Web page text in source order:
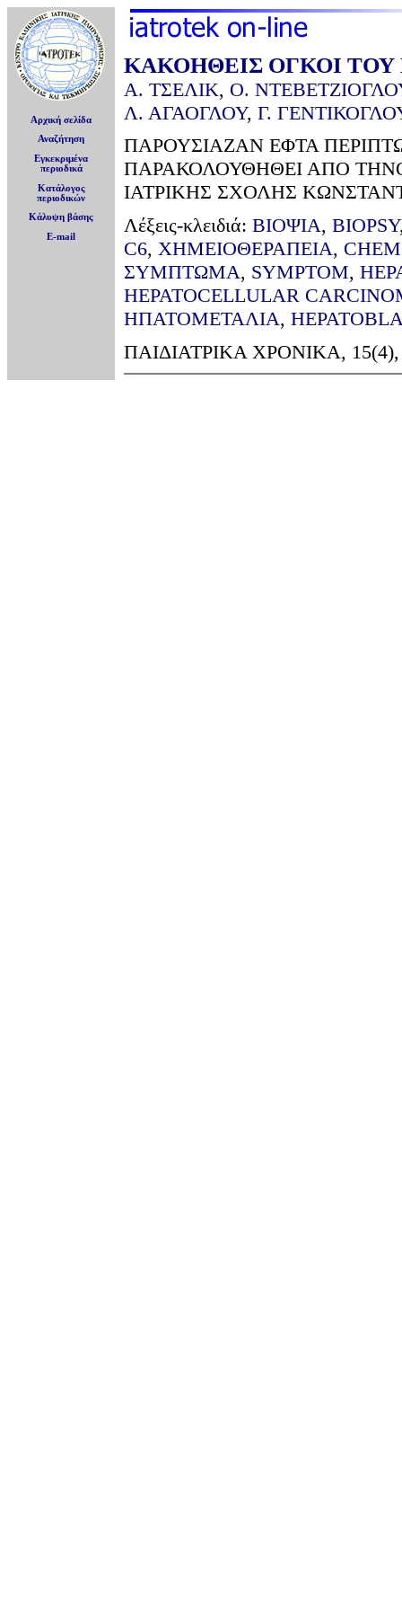
Αρχική σελίδα
Αναζήτηση
Εγκεκριμένα
περιοδικά
Κατάλογος
περιοδικών
Κάλυψη βάσης
E-mail
ΚΑΚΟΗΘΕΙΣ ΟΓΚΟΙ ΤΟΥ
Α. ΤΣΕΛΙΚ, Ο.
Λ. ΑΓΑΟΓΛΟΥ, Γ.
ΠΑΡΟΥΣΙΑΖΑΝ ΕΦΤΑ
ΠΑΡΑΚΟΛΟΥΘΗΘΕΙ ΑΠΟ
ΙΑΤΡΙΚΗΣ ΣΧΟΛΗΣ
Λέξεις-κλειδιά: ΒΙΟΨΙΑ, BIOPSY
C6, ΧΗΜΕΙΟΘΕΡΑΠΕΙΑ,
ΣΥΜΠΤΩΜΑ, SYMPTOM,
HEPATOCELLULAR
ΗΠΑΤΟΜΕΤΑΛΙΑ,
ΠΑΙΔΙΑΤΡΙΚΑ ΧΡΟΝΙΚΑ, 15(4),